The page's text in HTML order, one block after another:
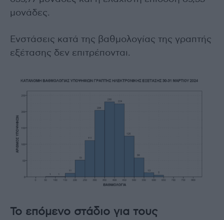
μονάδες.
Ενστάσεις κατά της βαθμολογίας της γραπτής
εξέτασης δεν επιτρέπονται.
Το επόμενο στάδιο για τους